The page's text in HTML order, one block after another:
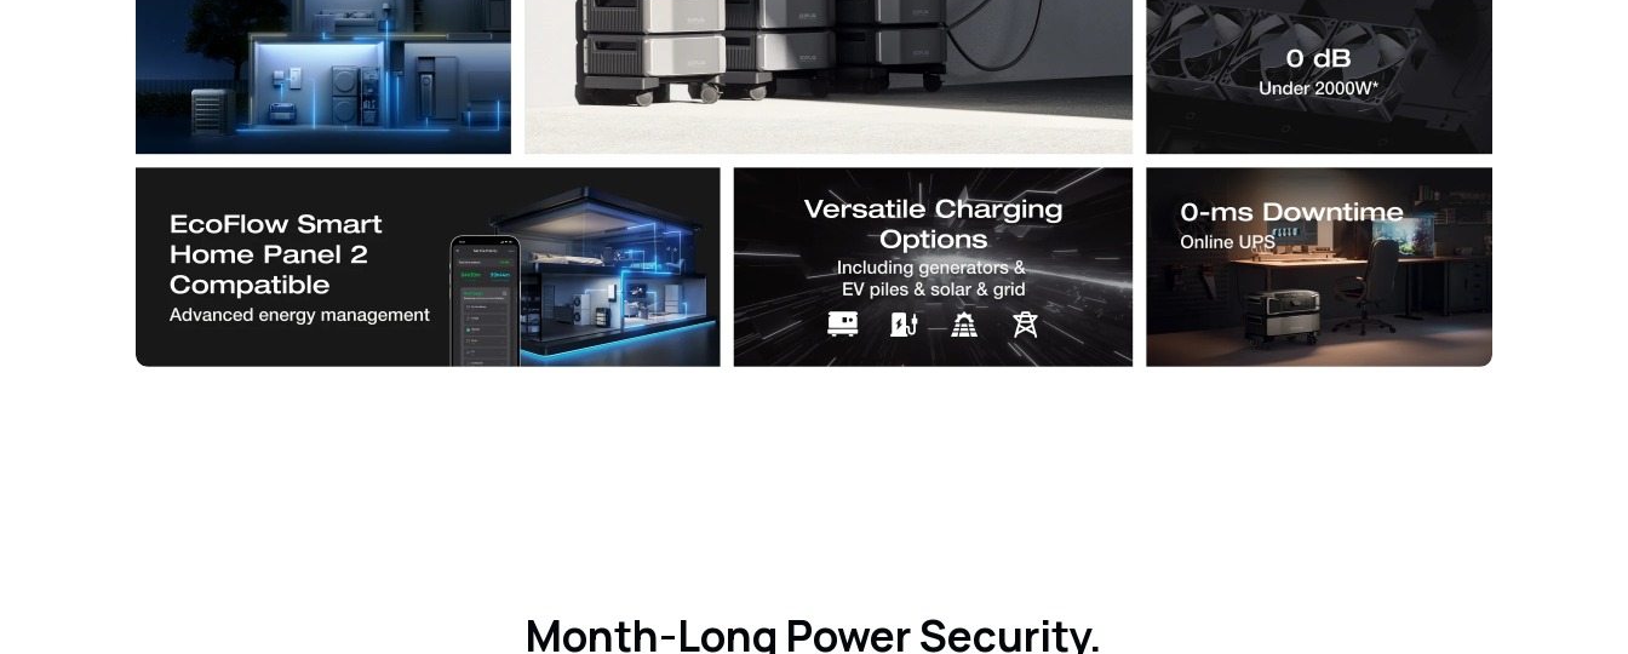
Month-Long Power Security.